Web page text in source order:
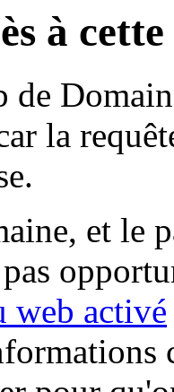
à
de
la
et le
web activé